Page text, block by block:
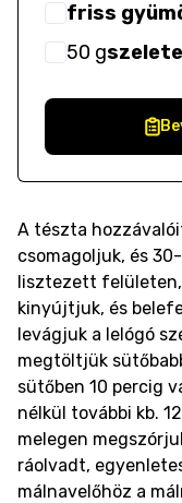
friss
50 g
A tészta
csomagoljuk, és
lisztezett
kinyújtjuk, és
levágjuk a lelógó
megtöltjük
sütőben 10 percig
nélkül további kb.
melegen
ráolvadt,
málnavelőhöz a